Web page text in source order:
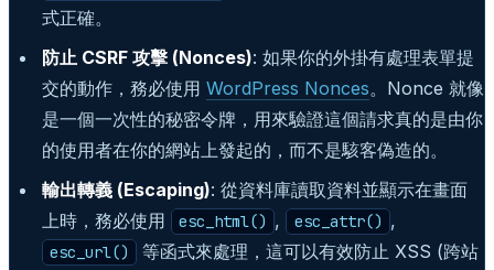
式正確。
防止 CSRF 攻擊 (Nonces): 如果你的外掛有處理表單提
交的動作，務必使用 WordPress Nonces。Nonce 就像
是一個一次性的秘密令牌，用來驗證這個請求真的是由你
的使用者在你的網站上發起的，而不是駭客偽造的。
輸出轉義 (Escaping): 從資料庫讀取資料並顯示在畫面
上時，務必使用
esc_html() , esc_attr() ,
esc_url()
等函式來處理，這可以有效防止 XSS (跨站